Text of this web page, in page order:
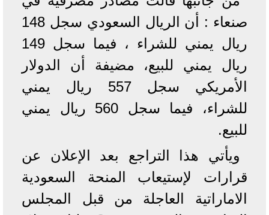
صنعاء : أن الريال السعودي سجل 148
ريال يمني للشراء ، فيما سجل 149
ريال يمني للبيع، مضيفة أن الدولار
الأمريكي سجل 557 ريال يمني
للشراء، فيما سجل 560 ريال يمني
للبيع.
ويأتي هذا التراجع بعد الإعلان عن
قرارات لإستيعاب المنحة السعودية
الاماراتية العاجلة من قبل المجلس